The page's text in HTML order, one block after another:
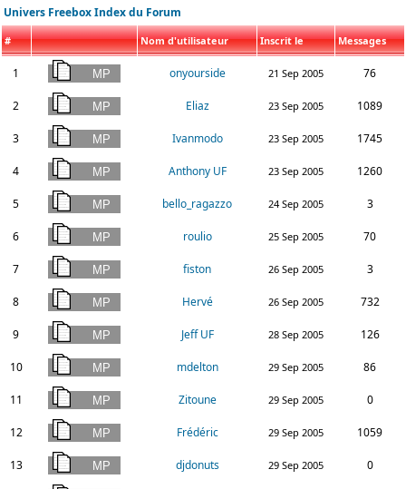
Univers Freebox Index du Forum
# Nom d'utilisateur Inscrit le Messages
1 onyourside 21 Sep 2005 76
2 Eliaz 23 Sep 2005 1089
3 Ivanmodo 23 Sep 2005 1745
4 Anthony UF 23 Sep 2005 1260
5 bello_ragazzo 24 Sep 2005 3
6 roulio 25 Sep 2005 70
7 fiston 26 Sep 2005 3
8 Hervé 26 Sep 2005 732
9 Jeff UF 28 Sep 2005 126
10 mdelton 29 Sep 2005 86
11 Zitoune 29 Sep 2005 0
12 Frédéric 29 Sep 2005 1059
13 djdonuts 29 Sep 2005 0